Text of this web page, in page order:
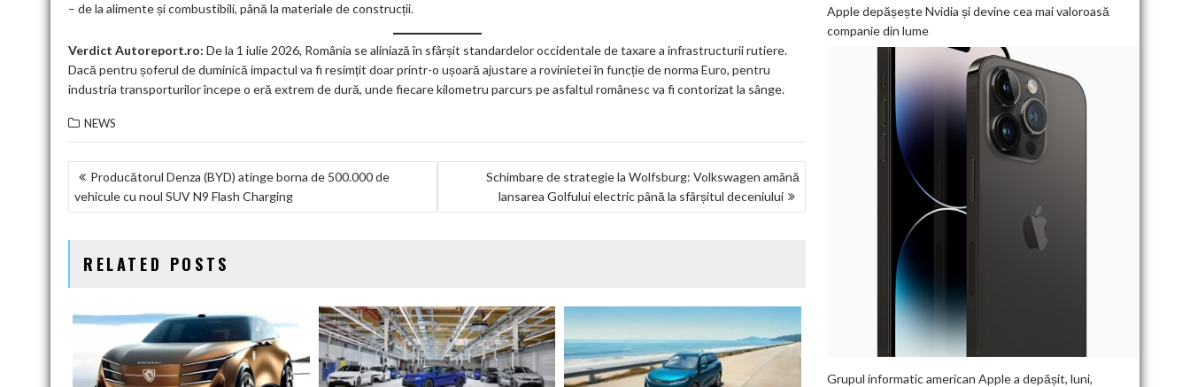
– de la alimente și combustibili, până la materiale de construcții.
Verdict Autoreport.ro: De la 1 iulie 2026, România se aliniază în sfârșit standardelor occidentale de taxare a infrastructurii rutiere.
Dacă pentru șoferul de duminică impactul va fi resimțit doar printr-o ușoară ajustare a rovinietei în funcție de norma Euro, pentru
industria transporturilor începe o eră extrem de dură, unde fiecare kilometru parcurs pe asfaltul românesc va fi contorizat la sânge.
NEWS
NAVIGARE
ÎN
Producătorul Denza (BYD) atinge borna de 500.000 de
vehicule cu noul SUV N9 Flash Charging
Schimbare de strategie la Wolfsburg: Volkswagen amână
lansarea Golfului electric până la sfârșitul deceniului
RELATED POSTS
Apple depășește Nvidia și devine cea mai valoroasă
companie din lume
Grupul informatic american Apple a depășit, luni,